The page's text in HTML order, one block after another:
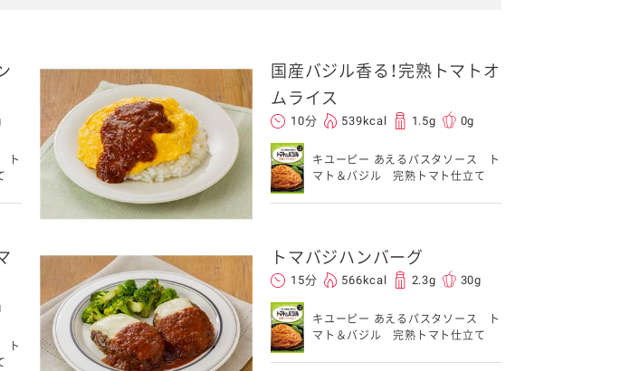
ト
国産バジル香る！完熟トマトオ
ムライス
10分 539kcal 1.5g 0g
キユーピー あえるパスタソース ト
マト＆バジル 完熟トマト仕立て
ト
トマバジハンバーグ
15分 566kcal 2.3g 30g
キユーピー あえるパスタソース ト
マト＆バジル 完熟トマト仕立て